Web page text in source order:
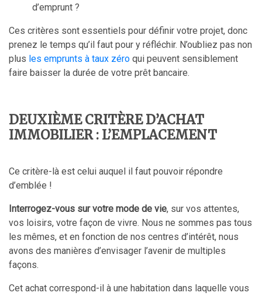
d’emprunt ?
Ces critères sont essentiels pour définir votre projet, donc
prenez le temps qu’il faut pour y réfléchir. N’oubliez pas non
plus les emprunts à taux zéro qui peuvent sensiblement
faire baisser la durée de votre prêt bancaire.
DEUXIÈME CRITÈRE D’ACHAT
IMMOBILIER : L’EMPLACEMENT
Ce critère-là est celui auquel il faut pouvoir répondre
d’emblée !
Interrogez-vous sur votre mode de vie, sur vos attentes,
vos loisirs, votre façon de vivre. Nous ne sommes pas tous
les mêmes, et en fonction de nos centres d’intérêt, nous
avons des manières d’envisager l’avenir de multiples
façons.
Cet achat correspond-il à une habitation dans laquelle vous